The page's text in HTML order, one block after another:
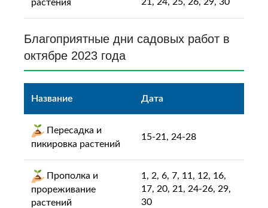
растения
Благоприятные дни садовых работ в
октябре 2023 года
Название Дата
Пересадка и
пикировка растений
15-21, 24-28
Прополка и
прореживание
растений
1, 2, 6, 7, 11, 12, 16,
17, 20, 21, 24-26, 29,
30